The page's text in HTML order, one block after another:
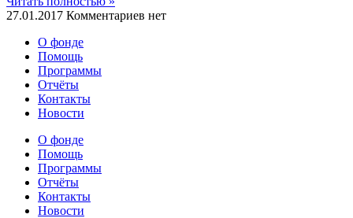
27.01.2017 Комментариев нет
О фонде
Помощь
Программы
Отчёты
Контакты
Новости
О фонде
Помощь
Программы
Отчёты
Контакты
Новости